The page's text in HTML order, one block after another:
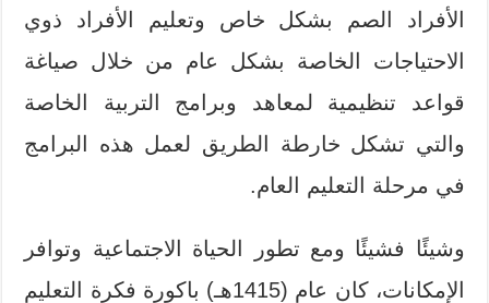
الأفراد الصم بشكل خاص وتعليم الأفراد ذوي
الاحتياجات الخاصة بشكل عام من خلال صياغة
قواعد تنظيمية لمعاهد وبرامج التربية الخاصة
والتي تشكل خارطة الطريق لعمل هذه البرامج
في مرحلة التعليم العام.
وشيئًا فشيئًا ومع تطور الحياة الاجتماعية وتوافر
الإمكانات، كان عام (1415هـ) باكورة فكرة التعليم